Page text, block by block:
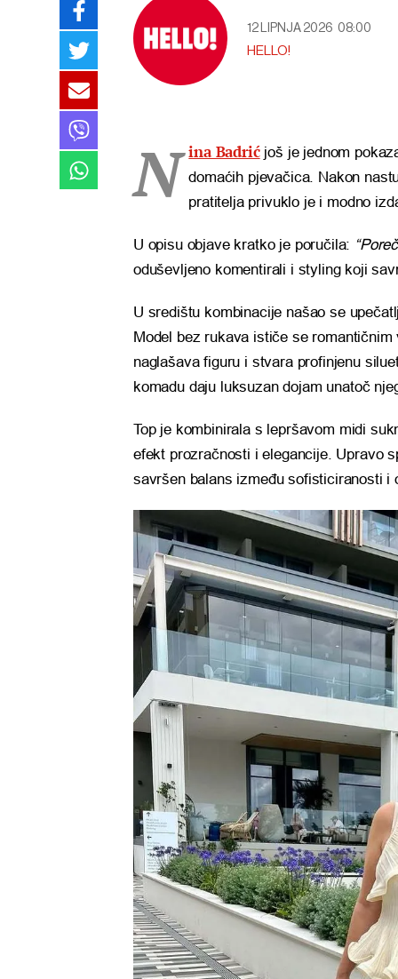
12 LIPNJA 2026 08:00
HELLO!
N ina Badrićjoš je jednom
domaćih pjevačica. Nakon
pratitelja privuklo je i modno
U opisu objave kratko je poručila:
oduševljeno komentirali i styling koji
U središtu kombinacije našao se
Model bez rukava ističe se
naglašava figuru i stvara profinjenu
komadu daju luksuzan dojam unatoč
Top je kombinirala s lepršavom midi
efekt prozračnosti i elegancije. Upravo
savršen balans između sofisticiranosti i